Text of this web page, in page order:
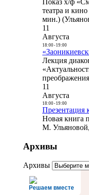
Показ х/ф
театра и
мин.)
11
Августа
18:00- 19:00
Лекция
11
Августа
18:00- 19:00
Презентация
Новая книга
М.
Архивы
Архивы
Решаем вместе